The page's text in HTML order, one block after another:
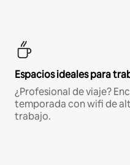
Espacios ideales para
¿Profesional de viaje?
temporada con wifi de
trabajo.